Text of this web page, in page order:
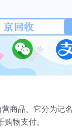
商品。它分为
物支付。